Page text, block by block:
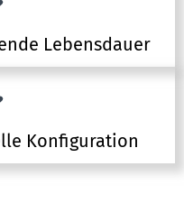
Lebensdauer
Konfiguration